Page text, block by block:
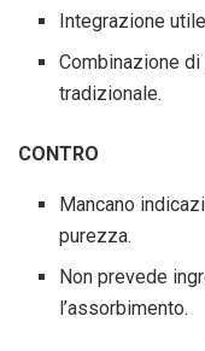
Integrazione
Combinazione
tradizionale.
CONTRO
Mancano
purezza.
Non prevede
l’assorbimento.